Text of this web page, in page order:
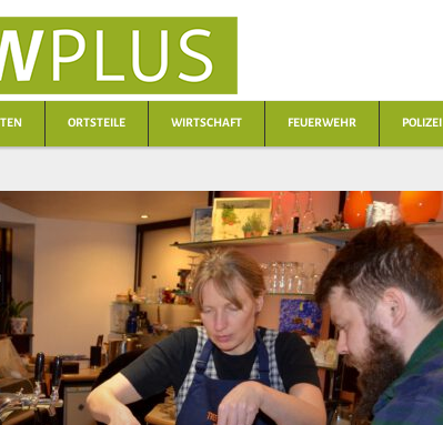
ORTSTEILE WIRTSCHAFT FEUERWEHR POLIZEI